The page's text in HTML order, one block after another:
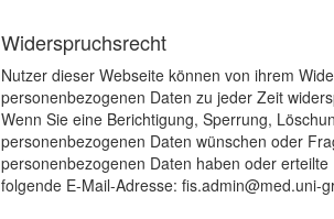
Widerspruchsrecht
Nutzer dieser Webseite können von ihrem
personenbezogenen Daten zu jeder Zeit
Wenn Sie eine Berichtigung, Sperrung,
personenbezogenen Daten wünschen oder
personenbezogenen Daten haben oder
folgende E-Mail-Adresse: fis.admin@med.uni-